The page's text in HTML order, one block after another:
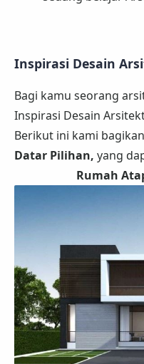
Inspirasi Desain
Bagi kamu seorang
Inspirasi Desain
Berikut ini kami
Datar Pilihan, yang
Rumah